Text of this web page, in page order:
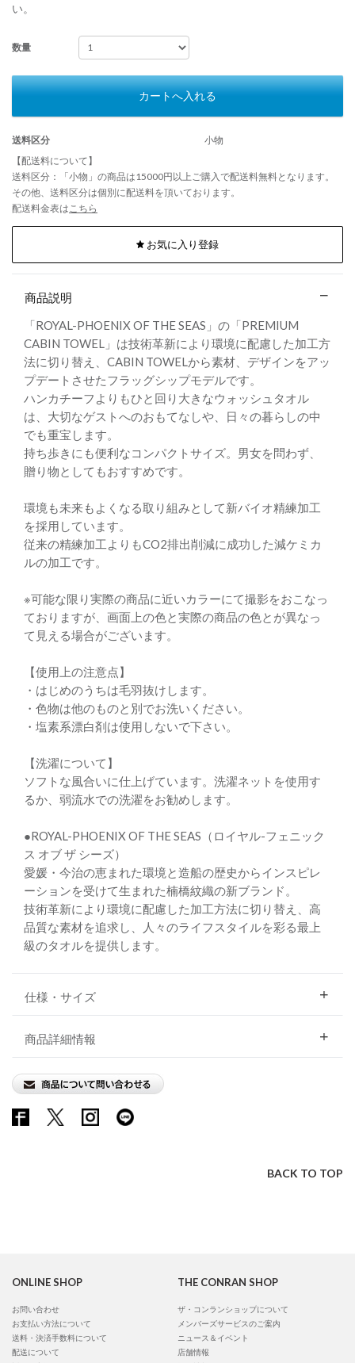
い。
数量
カートへ入れる
送料区分
小物
【配送料について】
送料区分：「小物」の商品は15000円以上ご購入で配送料無料となります。
その他、送料区分は個別に配送料を頂いております。
配送料金表は こちら
お気に入り登録
商品説明
「ROYAL-PHOENIX OF THE SEAS」の「PREMIUM
CABIN TOWEL」は技術革新により環境に配慮した加工方
法に切り替え、CABIN TOWELから素材、デザインをアッ
プデートさせたフラッグシップモデルです。
ハンカチーフよりもひと回り大きなウォッシュタオル
は、大切なゲストへのおもてなしや、日々の暮らしの中
でも重宝します。
持ち歩きにも便利なコンパクトサイズ。男女を問わず、
贈り物としてもおすすめです。
環境も未来もよくなる取り組みとして新バイオ精練加工
を採用しています。
従来の精練加工よりもCO2排出削減に成功した減ケミカ
ルの加工です。
※可能な限り実際の商品に近いカラーにて撮影をおこなっ
ておりますが、画面上の色と実際の商品の色とが異なっ
て見える場合がございます。
【使用上の注意点】
・はじめのうちは毛羽抜けします。
・色物は他のものと別でお洗いください。
・塩素系漂白剤は使用しないで下さい。
【洗濯について】
ソフトな風合いに仕上げています。洗濯ネットを使用す
るか、弱流水での洗濯をお勧めします。
●ROYAL-PHOENIX OF THE SEAS（ロイヤル-フェニック
ス オブ ザ シーズ）
愛媛・今治の恵まれた環境と造船の歴史からインスピレ
ーションを受けて生まれた楠橋紋織の新ブランド。
技術革新により環境に配慮した加工方法に切り替え、高
品質な素材を追求し、人々のライフスタイルを彩る最上
級のタオルを提供します。
仕様・サイズ
商品詳細情報
BACK TO TOP
ONLINE SHOP
お問い合わせ
お支払い方法について
送料・決済手数料について
配送について
THE CONRAN SHOP
ザ・コンランショップについて
メンバーズサービスのご案内
ニュース＆イベント
店舗情報